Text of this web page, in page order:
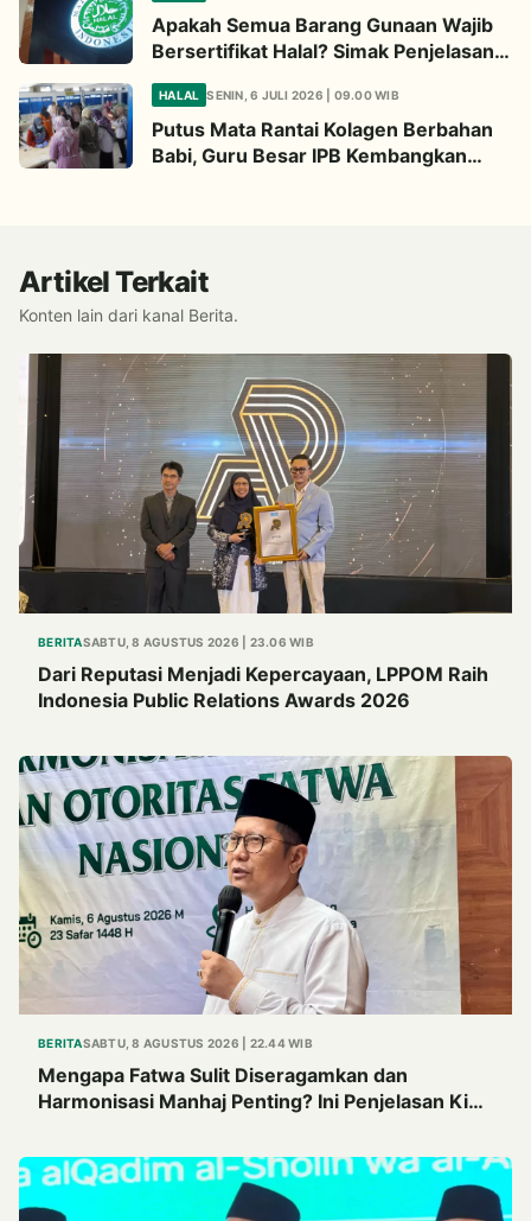
Apakah Semua Barang Gunaan Wajib
Bersertifikat Halal? Simak Penjelasan
Ini
HALAL SENIN, 6 JULI 2026 | 09.00 WIB
Putus Mata Rantai Kolagen Berbahan
Babi, Guru Besar IPB Kembangkan
Artikel Terkait
Konten lain dari kanal Berita.
BERITASABTU, 8 AGUSTUS 2026 | 23.06 WIB
Dari Reputasi Menjadi Kepercayaan, LPPOM Raih
Indonesia Public Relations Awards 2026
BERITASABTU, 8 AGUSTUS 2026 | 22.44 WIB
Mengapa Fatwa Sulit Diseragamkan dan
Harmonisasi Manhaj Penting? Ini Penjelasan Kiai